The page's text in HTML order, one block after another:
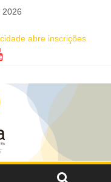
2026
abre inscrições
homenagem ao dia do
coreano Junho Chu
da Festa de Santa
da Vila Sul do
cinema imersivo